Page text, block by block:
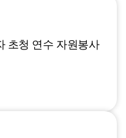
초청 연수 자원봉사